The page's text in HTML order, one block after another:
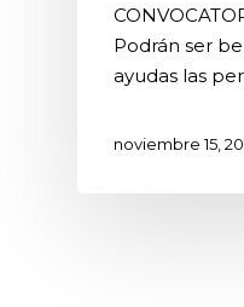
Podrán ser
ayudas las
noviembre 15,